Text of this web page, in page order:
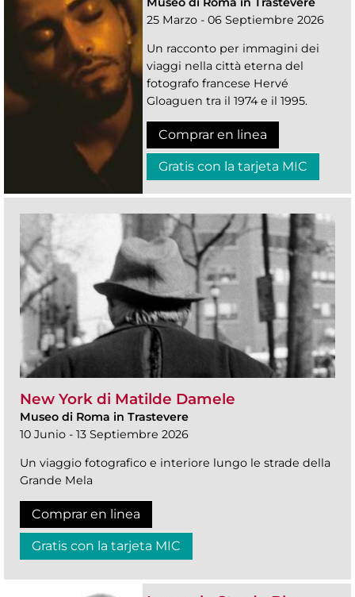
25 Marzo - 06 Septiembre 2026
Un racconto per immagini dei
viaggi nella città eterna del
fotografo francese Hervé
Gloaguen tra il 1974 e il 1995.
Comprar en linea
Gratis con la tarjeta MIC
New York di Matilde Damele
Museo di Roma in Trastevere
10 Junio - 13 Septiembre 2026
Un viaggio fotografico e interiore lungo le strade della
Grande Mela
Comprar en linea
Gratis con la tarjeta MIC